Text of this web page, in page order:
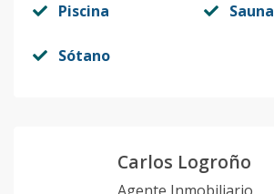
Piscina Sauna
Sótano
Carlos Logroño